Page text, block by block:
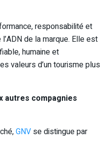
responsabilité et
de la marque. Elle est
humaine et
valeurs d’un tourisme plus
autres compagnies
GNV se distingue par